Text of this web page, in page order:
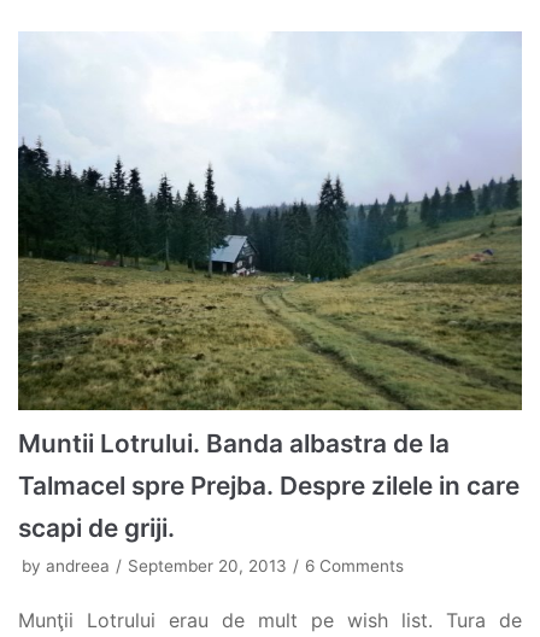
Muntii Lotrului. Banda albastra de la
Talmacel spre Prejba. Despre zilele in care
scapi de griji.
by andreea September 20, 2013 6 Comments
Munţii Lotrului erau de mult pe wish list. Tura de